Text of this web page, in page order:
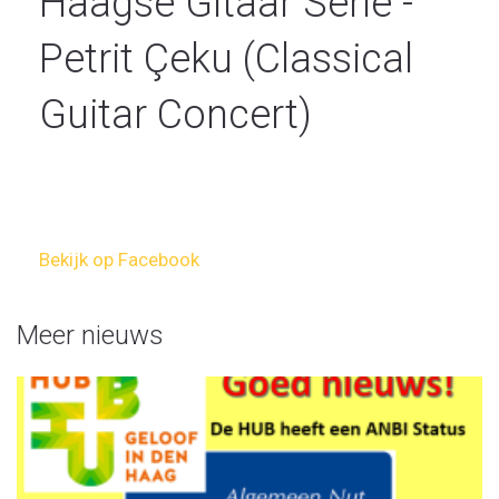
Petrit Çeku (Classical
Guitar Concert)
Bekijk op Facebook
Meer nieuws